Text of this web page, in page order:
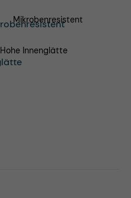
Mikrobenresistent
Hohe Innenglätte